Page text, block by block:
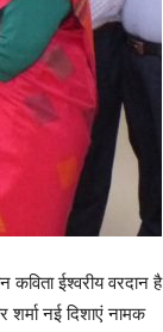
ईश्वरीय वरदान है
शर्मा नई दिशाएं नामक